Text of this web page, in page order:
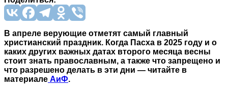
В апреле верующие отметят самый главный
христианский праздник. Когда Пасха в 2025 году и о
каких других важных датах второго месяца весны
стоит знать православным, а также что запрещено и
что разрешено делать в эти дни — читайте в
материале АиФ.